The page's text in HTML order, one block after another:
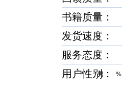
书籍质量
发货速度
服务态度
用户性别
男 %